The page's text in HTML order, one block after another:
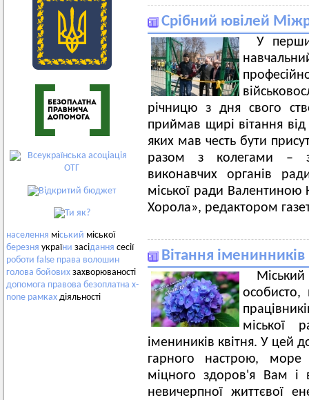
населення міський міської
березня україни засідання сесії
роботи false права волошин
голова бойових захворюваності
допомога правова безоплатна x-
none рамках діяльності
Срібний ювілей
У
річницю з дня свого
приймав щирі вітання
яких мав честь бути
разом з колегами –
виконавчих органів
міської ради
Хорола», редактором
Вітання іменинників
особисто,
міської
імениників квітня. У цей
гарного настрою, море
міцного здоров'я Вам і
невичерпної життєвої